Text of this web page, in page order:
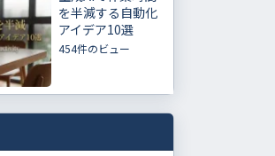
を半減する自動化
アイデア10選
454件のビュー